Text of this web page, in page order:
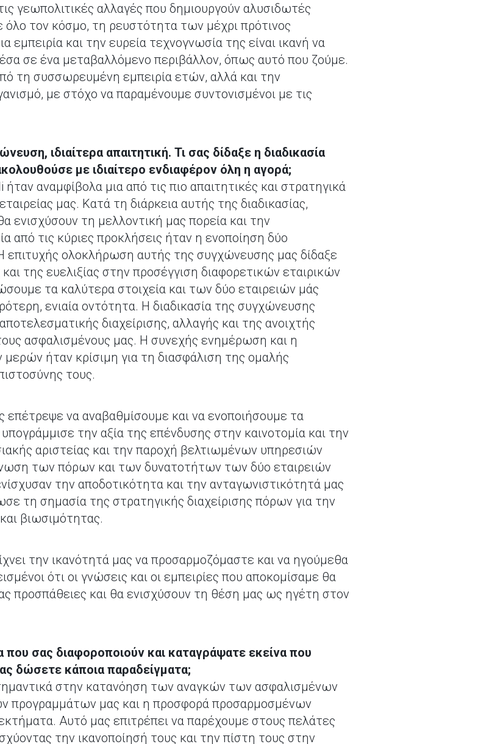
γεωπολιτικές αλλαγές που δημιουργούν αλυσιδωτές
όλο τον κόσμο, τη ρευστότητα των μέχρι πρότινος
και την ευρεία τεχνογνωσία της είναι ικανή να
σε ένα μεταβαλλόμενο περιβάλλον, όπως αυτό που ζούμε.
τη συσσωρευμένη εμπειρία ετών, αλλά και την
με στόχο να παραμένουμε συντονισμένοι με τις
ιδιαίτερα απαιτητική. Τι σας δίδαξε η διαδικασία
με ιδιαίτερο ενδιαφέρον όλη η αγορά;
αναμφίβολα μια από τις πιο απαιτητικές και στρατηγικά
μας. Κατά τη διάρκεια αυτής της διαδικασίας,
ενισχύσουν τη μελλοντική μας πορεία και την
από τις κύριες προκλήσεις ήταν η ενοποίηση δύο
επιτυχής ολοκλήρωση αυτής της συγχώνευσης μας δίδαξε
της ευελιξίας στην προσέγγιση διαφορετικών εταιρικών
τα καλύτερα στοιχεία και των δύο εταιρειών μάς
ενιαία οντότητα. Η διαδικασία της συγχώνευσης
διαχείρισης, αλλαγής και της ανοιχτής
ασφαλισμένους μας. Η συνεχής ενημέρωση και η
ήταν κρίσιμη για τη διασφάλιση της ομαλής
τους.
να αναβαθμίσουμε και να ενοποιήσουμε τα
την αξία της επένδυσης στην καινοτομία και την
αριστείας και την παροχή βελτιωμένων υπηρεσιών
των πόρων και των δυνατοτήτων των δύο εταιρειών
την αποδοτικότητα και την ανταγωνιστικότητά μας
τη σημασία της στρατηγικής διαχείρισης πόρων για την
βιωσιμότητας.
την ικανότητά μας να προσαρμοζόμαστε και να ηγούμεθα
ότι οι γνώσεις και οι εμπειρίες που αποκομίσαμε θα
προσπάθειες και θα ενισχύσουν τη θέση μας ως ηγέτη στον
σας διαφοροποιούν και καταγράψατε εκείνα που
δώσετε κάποια παραδείγματα;
στην κατανόηση των αναγκών των ασφαλισμένων
προγραμμάτων μας και η προσφορά προσαρμοσμένων
Αυτό μας επιτρέπει να παρέχουμε στους πελάτες
την ικανοποίησή τους και την πίστη τους στην